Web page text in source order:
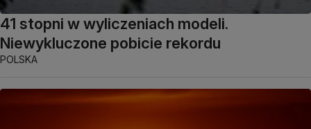
41 stopni w wyliczeniach modeli.
Niewykluczone pobicie rekordu
POLSKA